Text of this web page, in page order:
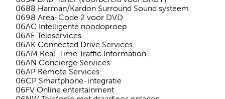
0688 Harman/Kardon Surround Sound systeem
0698 Area-Code 2 voor DVD
06AC Intelligente noodoproep
06AE Teleservices
06AK Connected Drive Services
06AM Real-Time Traffic Information
06AN Concierge Services
06AP Remote Services
06CP Smartphone-integratie
06FV Online entertainment